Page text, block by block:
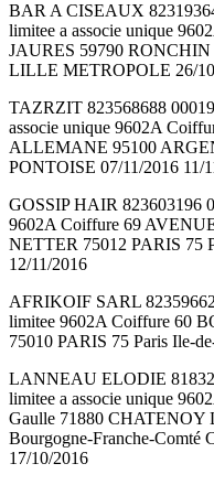
BAR A CISEAUX
limitee a associe unique
JAURES 59790 RONCHIN
LILLE METROPOLE 26/
TAZRZIT 823568688
associe unique 9602A
ALLEMANE 95100
PONTOISE 07/11/2016 11/
GOSSIP HAIR 823603196
9602A Coiffure 69
NETTER 75012 PARIS 75
12/11/2016
AFRIKOIF SARL
limitee 9602A Coiffure 60
75010 PARIS 75 Paris Ile-
LANNEAU ELODIE
limitee a associe unique
Gaulle 71880 CHATENOY
Bourgogne-Franche-
17/10/2016